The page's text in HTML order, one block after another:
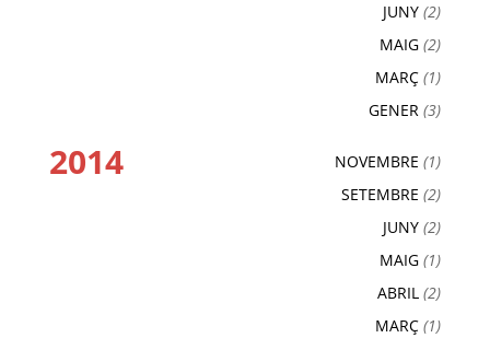
JUNY (2)
MAIG (2)
MARÇ (1)
GENER (3)
2014 NOVEMBRE (1)
SETEMBRE (2)
JUNY (2)
MAIG (1)
ABRIL (2)
MARÇ (1)